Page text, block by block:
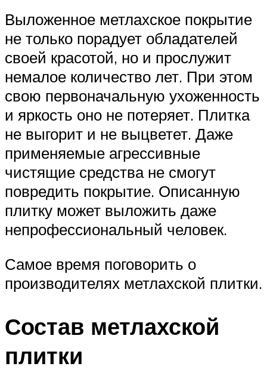
Выложенное метлахское покрытие
не только порадует обладателей
своей красотой, но и прослужит
немалое количество лет. При этом
свою первоначальную ухоженность
и яркость оно не потеряет. Плитка
не выгорит и не выцветет. Даже
применяемые агрессивные
чистящие средства не смогут
повредить покрытие. Описанную
плитку может выложить даже
непрофессиональный человек.
Самое время поговорить о
производителях метлахской плитки.
Состав метлахской
плитки